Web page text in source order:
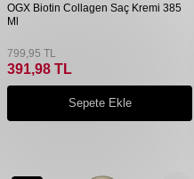
OGX Biotin Collagen Saç Kremi 385
Ml
799,95 TL
391,98 TL
Sepete Ekle